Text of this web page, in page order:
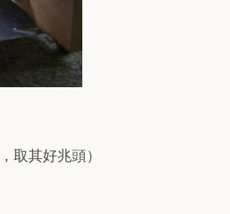
，取其好兆頭）